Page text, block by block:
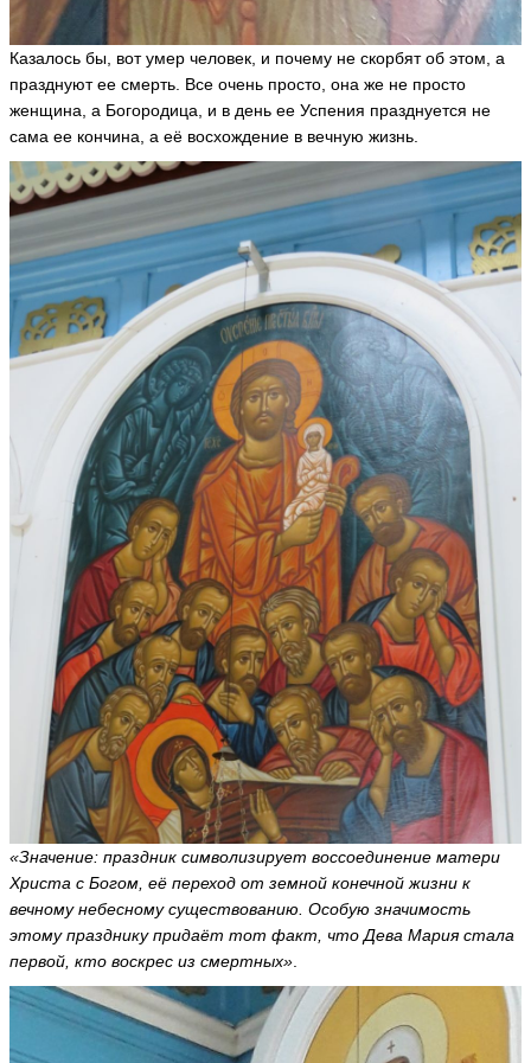
Казалось бы, вот умер человек, и почему не скорбят об этом, а
празднуют ее смерть. Все очень просто, она же не просто
женщина, а Богородица, и в день ее Успения празднуется не
сама ее кончина, а её восхождение в вечную жизнь.
«Значение: праздник символизирует воссоединение матери
Христа с Богом, её переход от земной конечной жизни к
вечному небесному существованию. Особую значимость
этому празднику придаёт тот факт, что Дева Мария стала
первой, кто воскрес из смертных».